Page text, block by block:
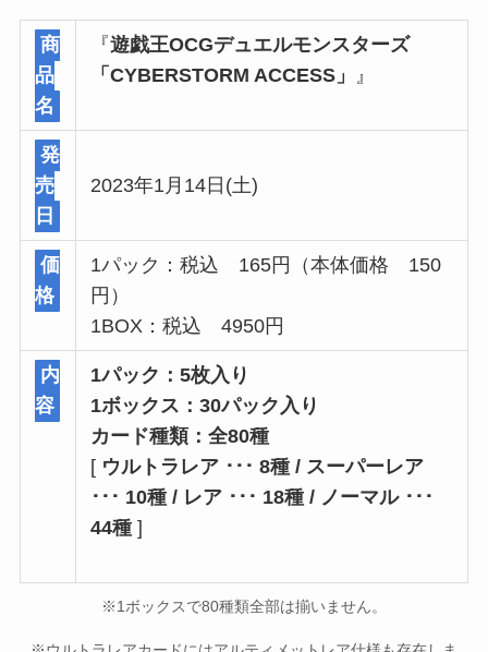
商
品
名
『遊戯王OCGデュエルモンスターズ
「CYBERSTORM ACCESS」 』
発
売
日
2023年1月14日(土)
価
格
1パック：税込 165円（本体価格 150
円）
1BOX：税込 4950円
内
容
1パック：5枚入り
1ボックス：30パック入り
カード種類：全80種
[ ウルトラレア ･･･ 8種 / スーパーレア
･･･ 10種 / レア ･･･ 18種 / ノーマル ･･･
44種 ]
※1ボックスで80種類全部は揃いません。